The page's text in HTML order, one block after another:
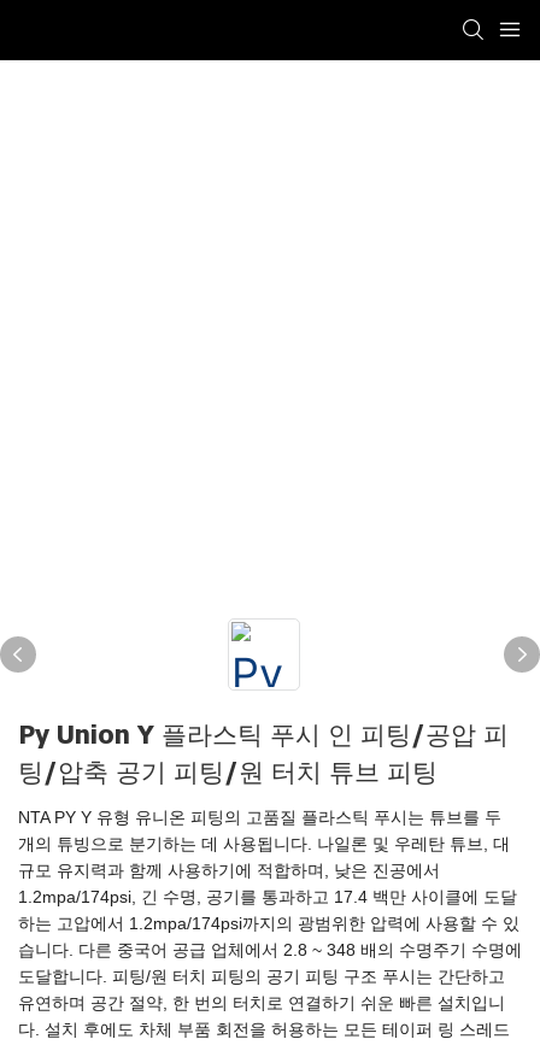
Py Union Y 플라스틱 푸시 인 피팅/공압 피
팅/압축 공기 피팅/원 터치 튜브 피팅
NTA PY Y 유형 유니온 피팅의 고품질 플라스틱 푸시는 튜브를 두
개의 튜빙으로 분기하는 데 사용됩니다. 나일론 및 우레탄 튜브, 대
규모 유지력과 함께 사용하기에 적합하며, 낮은 진공에서
1.2mpa/174psi, 긴 수명, 공기를 통과하고 17.4 백만 사이클에 도달
하는 고압에서 1.2mpa/174psi까지의 광범위한 압력에 사용할 수 있
습니다. 다른 중국어 공급 업체에서 2.8 ~ 348 배의 수명주기 수명에
도달합니다. 피팅/원 터치 피팅의 공기 피팅 구조 푸시는 간단하고
유연하며 공간 절약, 한 번의 터치로 연결하기 쉬운 빠른 설치입니
다. 설치 후에도 차체 부품 회전을 허용하는 모든 테이퍼 링 스레드